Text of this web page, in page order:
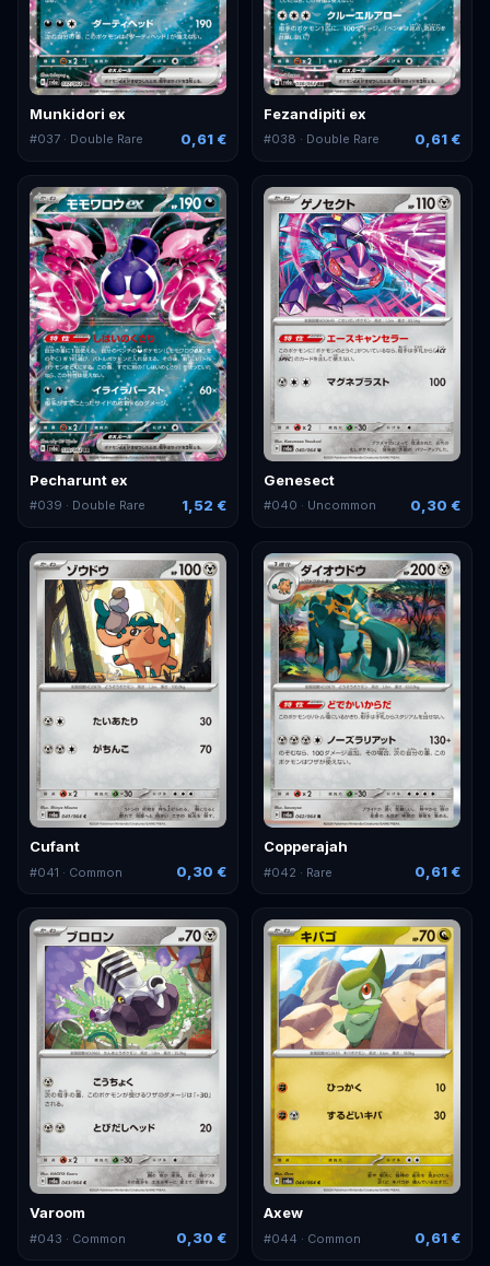
Munkidori ex
#037 · Double Rare 0,61 €
Fezandipiti ex
#038 · Double Rare 0,61 €
Pecharunt ex
#039 · Double Rare 1,52 €
Genesect
#040 · Uncommon 0,30 €
Cufant
#041 · Common 0,30 €
Copperajah
#042 · Rare 0,61 €
Varoom
#043 · Common 0,30 €
Axew
#044 · Common 0,61 €